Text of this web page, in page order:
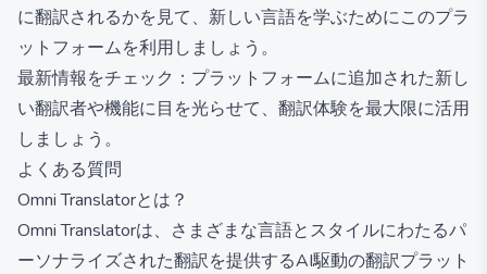
に翻訳されるかを見て、新しい言語を学ぶためにこのプラ
ットフォームを利用しましょう。
最新情報をチェック：プラットフォームに追加された新し
い翻訳者や機能に目を光らせて、翻訳体験を最大限に活用
しましょう。
よくある質問
Omni Translatorとは？
Omni Translatorは、さまざまな言語とスタイルにわたるパ
ーソナライズされた翻訳を提供するAI駆動の翻訳プラット